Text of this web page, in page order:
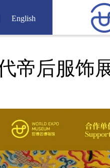
English
后服饰